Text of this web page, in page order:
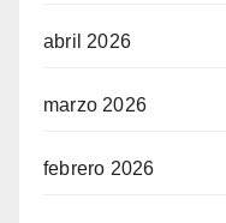
abril 2026
marzo 2026
febrero 2026